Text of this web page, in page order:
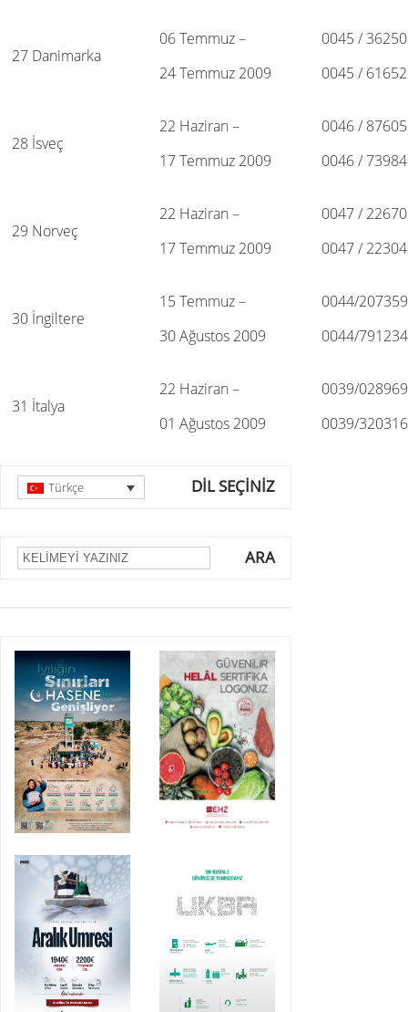
27 Danimarka
06 Temmuz –
24 Temmuz 2009
0045 /
0045 /
28 İsveç
22 Haziran –
17 Temmuz 2009
0046 /
0046 /
29 Norveç
22 Haziran –
17 Temmuz 2009
0047 /
0047 /
30 İngiltere
15 Temmuz –
30 Ağustos 2009
0044/
0044/
31 İtalya
22 Haziran –
01 Ağustos 2009
0039/
0039/
DİL SEÇİNİZ
Türkçe
ARA